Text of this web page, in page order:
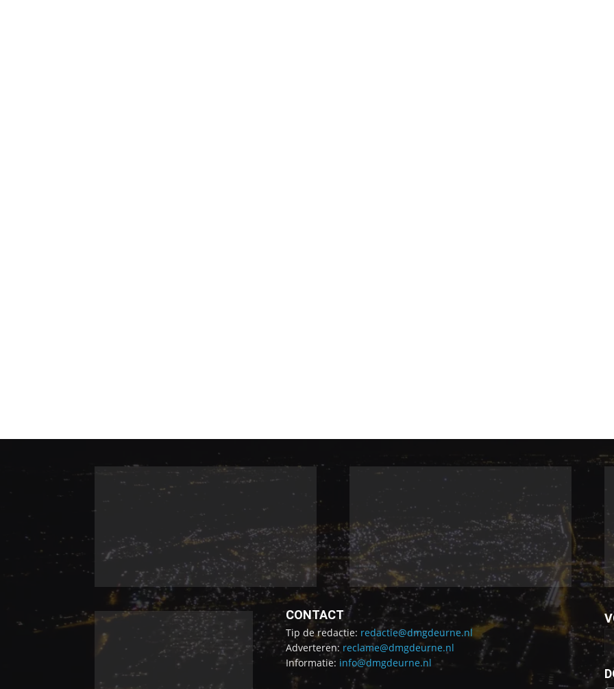
CONTACT
Tip de redactie: redactie@dmgdeurne.nl
Adverteren: reclame@dmgdeurne.nl
Informatie: info@dmgdeurne.nl